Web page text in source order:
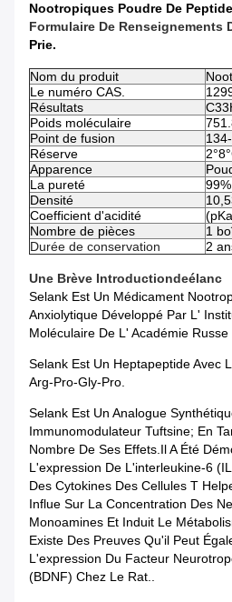
Nootropiques Poudre De
Formulaire De Renseignements
Prie.
Nom du produit
Le numéro CAS.
Résultats
Poids moléculaire
Point de fusion
Réserve
Apparence
La pureté
99%
Densité
Coefficient d'acidité
Nombre de pièces
1
Durée de conservation
2
Une Brève IntroductionDeÉlanc
Selank Est Un Médicament
Anxiolytique Développé Par L'
Moléculaire De L' Académie Russe
Selank Est Un Heptapeptide Avec
Arg-Pro-Gly-Pro.
Selank Est Un Analogue
Immunomodulateur Tuftsine; En
Nombre De Ses Effets.Il A Été
L'expression De L'interleukine-6
Des Cytokines Des Cellules T
Influe Sur La Concentration Des
Monoamines Et Induit Le
Existe Des Preuves Qu'il Peut
L'expression Du Facteur
(BDNF) Chez Le Rat..